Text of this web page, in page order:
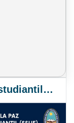
Seguro Social Universitario Estudiantil SSUE